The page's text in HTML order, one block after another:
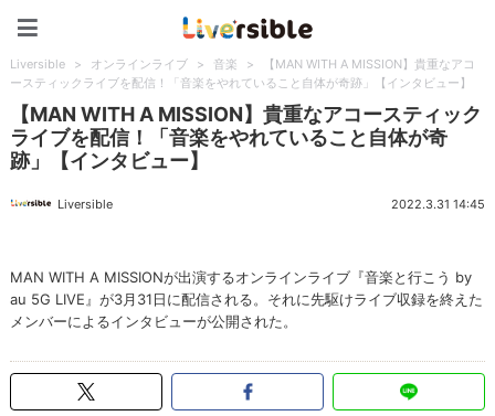
Liversible > オンラインライブ > 音楽 >
【MAN WITH A MISSION】貴重なアコ
ースティックライブを配信！「音楽をやれていること自体が奇跡」【インタビュー】
【MAN WITH A MISSION】貴重なアコースティック
ライブを配信！「音楽をやれていること自体が奇
跡」【インタビュー】
Liversible 2022.3.31 14:45
MAN WITH A MISSIONが出演するオンラインライブ『音楽と行こう by
au 5G LIVE』が3月31日に配信される。それに先駆けライブ収録を終えた
メンバーによるインタビューが公開された。